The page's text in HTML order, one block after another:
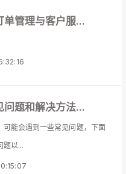
单管理与客户服...
问题和解决方法...
可能会遇到一些常见问题，下面
题以...